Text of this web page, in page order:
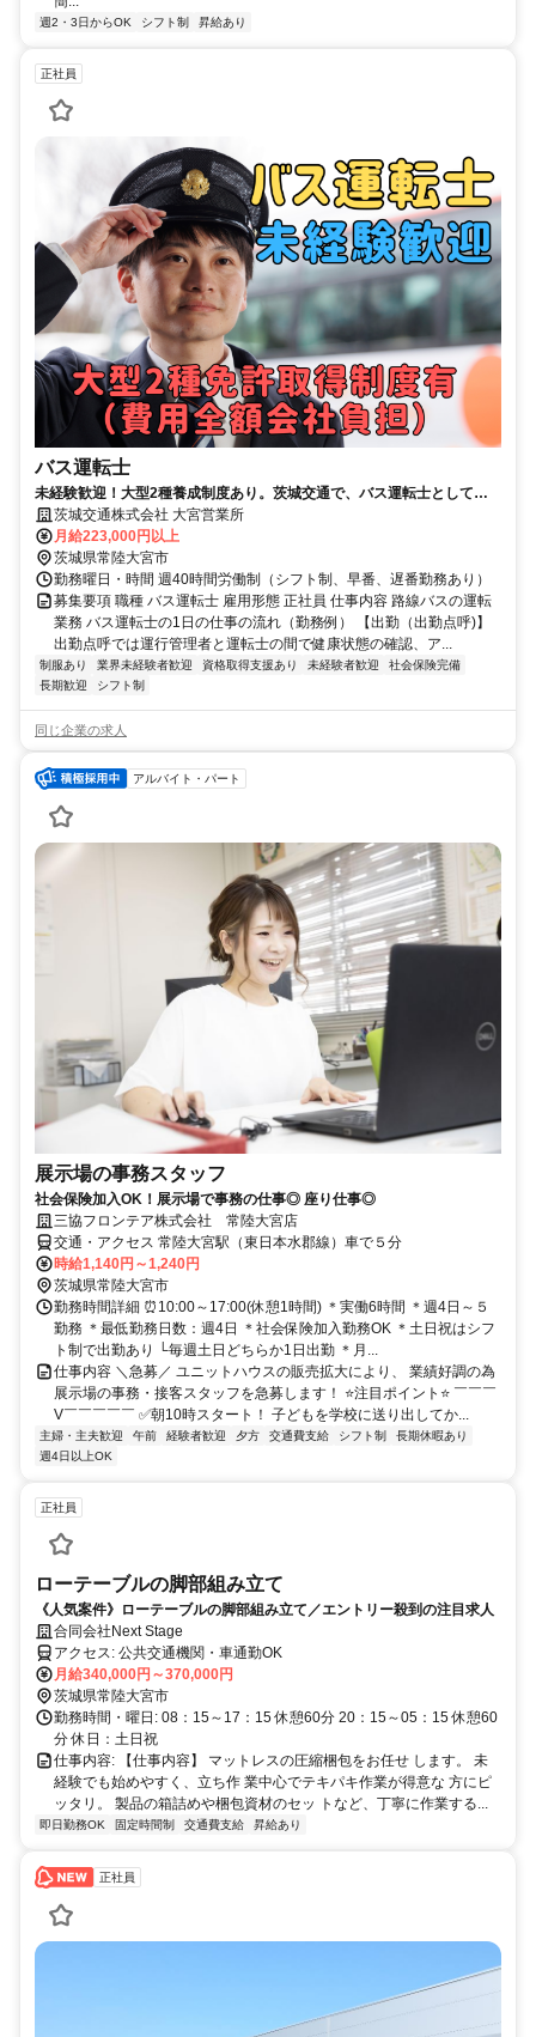
週2・3日からOK シフト制 昇給あり
正社員
バス運転士
未経験歓迎！大型2種養成制度あり。茨城交通で、バス運転士として活
躍しませんか。
茨城交通株式会社 大宮営業所
月給223,000円以上
茨城県常陸大宮市
勤務曜日・時間 週40時間労働制（シフト制、早番、遅番勤務あり）
募集要項 職種 バス運転士 雇用形態 正社員 仕事内容 路線バスの運転
業務 バス運転士の1日の仕事の流れ（勤務例） 【出勤（出勤点呼)】
出勤点呼では運行管理者と運転士の間で健康状態の確認、ア...
制服あり 業界未経験者歓迎 資格取得支援あり 未経験者歓迎
社会保険完備
長期歓迎
シフト制
同じ企業の求人
アルバイト・パート
展示場の事務スタッフ
社会保険加入OK！展示場で事務の仕事◎ 座り仕事◎
三協フロンテア株式会社 常陸大宮店
交通・アクセス 常陸大宮駅（東日本水郡線）車で５分
時給1,140円～1,240円
茨城県常陸大宮市
勤務時間詳細 ⏰10:00～17:00(休憩1時間) ＊実働6時間 ＊週4日～５
勤務 ＊最低勤務日数：週4日 ＊社会保険加入勤務OK ＊土日祝はシフ
ト制で出勤あり └毎週土日どちらか1日出勤 ＊月...
仕事内容 ＼急募／ ユニットハウスの販売拡大により、 業績好調の為
展示場の事務・接客スタッフを急募します！ ⭐注目ポイント⭐ ￣￣￣
V￣￣￣￣￣ ✅朝10時スタート！ 子どもを学校に送り出してか...
主婦・主夫歓迎 午前 経験者歓迎 夕方 交通費支給 シフト制
長期休暇あり
週4日以上OK
正社員
ローテーブルの脚部組み立て
《人気案件》ローテーブルの脚部組み立て／エントリー殺到の注目求人
合同会社Next Stage
アクセス: 公共交通機関・車通勤OK
月給340,000円～370,000円
茨城県常陸大宮市
勤務時間・曜日: 08：15～17：15 休憩60分 20：15～05：15 休憩60
分 休日：土日祝
仕事内容: 【仕事内容】 マットレスの圧縮梱包をお任せ します。 未
経験でも始めやすく、立ち作 業中心でテキパキ作業が得意な 方にピ
ッタリ。 製品の箱詰めや梱包資材のセッ トなど、丁寧に作業する...
即日勤務OK 固定時間制 交通費支給 昇給あり
正社員